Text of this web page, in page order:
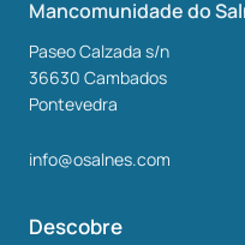
Mancomunidade do
Paseo Calzada s/n
36630 Cambados
Pontevedra
info@osalnes.com
Descobre